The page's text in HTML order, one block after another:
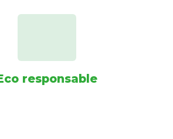
responsable